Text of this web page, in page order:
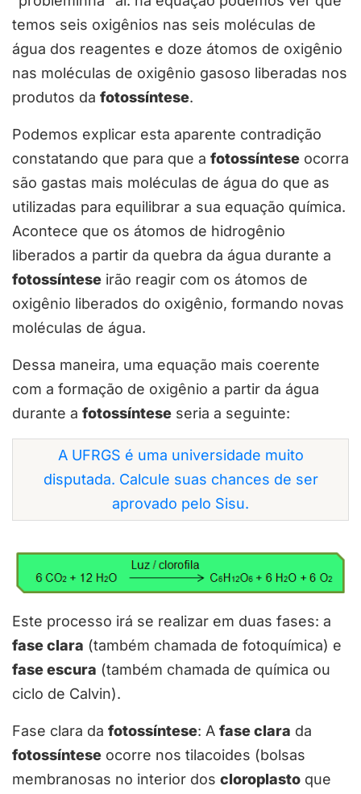
temos seis oxigênios nas seis moléculas de
água dos reagentes e doze átomos de oxigênio
nas moléculas de oxigênio gasoso liberadas nos
produtos da fotossíntese.
Podemos explicar esta aparente contradição
constatando que para que a fotossíntese ocorra
são gastas mais moléculas de água do que as
utilizadas para equilibrar a sua equação química.
Acontece que os átomos de hidrogênio
liberados a partir da quebra da água durante a
fotossíntese irão reagir com os átomos de
oxigênio liberados do oxigênio, formando novas
moléculas de água.
Dessa maneira, uma equação mais coerente
com a formação de oxigênio a partir da água
durante a fotossíntese seria a seguinte:
A UFRGS é uma universidade muito
disputada. Calcule suas chances de ser
aprovado pelo Sisu.
Este processo irá se realizar em duas fases: a
fase clara (também chamada de fotoquímica) e
fase escura (também chamada de química ou
ciclo de Calvin).
Fase clara da fotossíntese: A fase clara da
fotossíntese ocorre nos tilacoides (bolsas
membranosas no interior dos cloroplasto que